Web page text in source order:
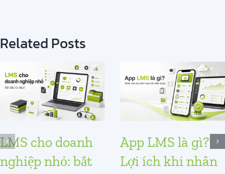
Related Posts
LMS cho doanh
nghiệp nhỏ: bắt
App LMS là gì?
Lợi ích khi nhân